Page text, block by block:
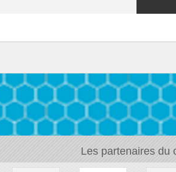
Les partenaires du